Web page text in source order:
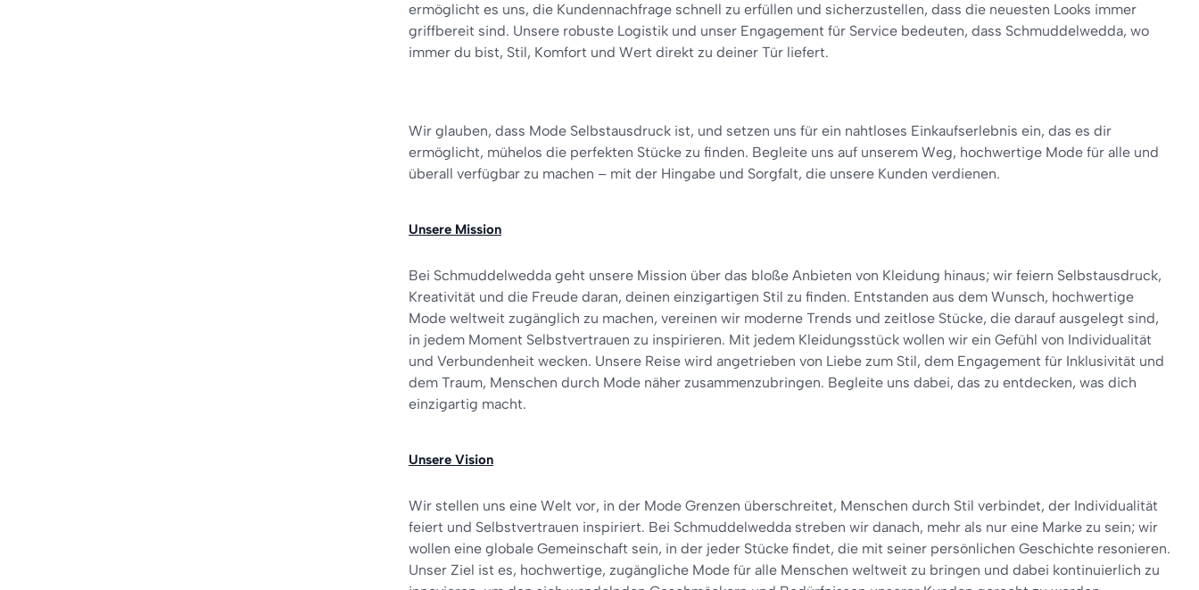
ermöglicht es uns, die Kundennachfrage schnell zu erfüllen und sicherzustellen, dass die neuesten Looks immer
griffbereit sind. Unsere robuste Logistik und unser Engagement für Service bedeuten, dass Schmuddelwedda, wo
immer du bist, Stil, Komfort und Wert direkt zu deiner Tür liefert.
Wir glauben, dass Mode Selbstausdruck ist, und setzen uns für ein nahtloses Einkaufserlebnis ein, das es dir
ermöglicht, mühelos die perfekten Stücke zu finden. Begleite uns auf unserem Weg, hochwertige Mode für alle und
überall verfügbar zu machen – mit der Hingabe und Sorgfalt, die unsere Kunden verdienen.
Unsere Mission
Bei Schmuddelwedda geht unsere Mission über das bloße Anbieten von Kleidung hinaus; wir feiern Selbstausdruck,
Kreativität und die Freude daran, deinen einzigartigen Stil zu finden. Entstanden aus dem Wunsch, hochwertige
Mode weltweit zugänglich zu machen, vereinen wir moderne Trends und zeitlose Stücke, die darauf ausgelegt sind,
in jedem Moment Selbstvertrauen zu inspirieren. Mit jedem Kleidungsstück wollen wir ein Gefühl von Individualität
und Verbundenheit wecken. Unsere Reise wird angetrieben von Liebe zum Stil, dem Engagement für Inklusivität und
dem Traum, Menschen durch Mode näher zusammenzubringen. Begleite uns dabei, das zu entdecken, was dich
einzigartig macht.
Unsere Vision
Wir stellen uns eine Welt vor, in der Mode Grenzen überschreitet, Menschen durch Stil verbindet, der Individualität
feiert und Selbstvertrauen inspiriert. Bei Schmuddelwedda streben wir danach, mehr als nur eine Marke zu sein; wir
wollen eine globale Gemeinschaft sein, in der jeder Stücke findet, die mit seiner persönlichen Geschichte resonieren.
Unser Ziel ist es, hochwertige, zugängliche Mode für alle Menschen weltweit zu bringen und dabei kontinuierlich zu